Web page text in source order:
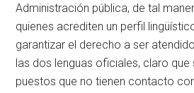
Administración pública, de tal
quienes acrediten un perfil
garantizar el derecho a ser
las dos lenguas oficiales, claro que
puestos que no tienen contacto